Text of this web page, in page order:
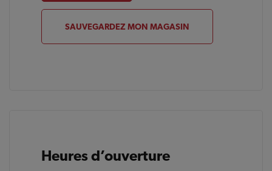
SAUVEGARDEZ MON MAGASIN
Heures d’ouverture